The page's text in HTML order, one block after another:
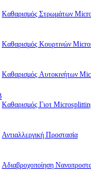
Καθαρισμός Στρωμάτων
Καθαρισμός Κουρτινών
Καθαρισμός Αυτοκινήτων
Καθαρισμός Γιοτ
Αντιαλλεργική Προστασία
Αδιαβροχοποίηση